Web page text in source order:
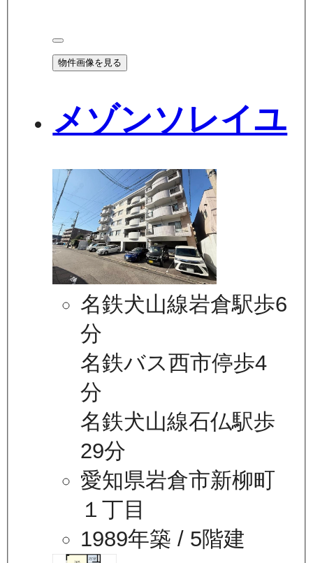
物件画像を見る
メゾンソレイユ
名鉄犬山線岩倉駅歩6
分
名鉄バス西市停歩4
分
名鉄犬山線石仏駅歩
29分
愛知県岩倉市新柳町
１丁目
1989年築 / 5階建